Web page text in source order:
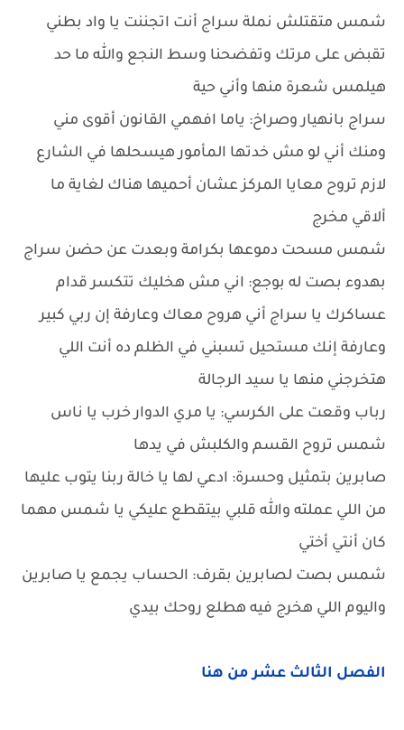
شمس متقتلش نملة سراج أنت اتجننت يا واد بطني
تقبض على مرتك وتفضحنا وسط النجع والله ما حد
هيلمس شعرة منها وأني حية
سراج بانهيار وصراخ: ياما افهمي القانون أقوى مني
ومنك أني لو مش خدتها المأمور هيسحلها في الشارع
لازم تروح معايا المركز عشان أحميها هناك لغاية ما
ألاقي مخرج
شمس مسحت دموعها بكرامة وبعدت عن حضن سراج
بهدوء بصت له بوجع: اني مش هخليك تتكسر قدام
عساكرك يا سراج أني هروح معاك وعارفة إن ربي كبير
وعارفة إنك مستحيل تسبني في الظلم ده أنت اللي
هتخرجني منها يا سيد الرجالة
رباب وقعت على الكرسي: يا مري الدوار خرب يا ناس
شمس تروح القسم والكلبش في يدها
صابرين بتمثيل وحسرة: ادعي لها يا خالة ربنا يتوب عليها
من اللي عملته والله قلبي بيتقطع عليكي يا شمس مهما
كان أنتي أختي
شمس بصت لصابرين بقرف: الحساب يجمع يا صابرين
واليوم اللي هخرج فيه هطلع روحك بيدي
الفصل الثالث عشر من هنا